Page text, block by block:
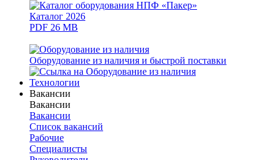
Каталог 2026
PDF 26 MB
Оборудование из наличия и быстрой поставки
Технологии
Вакансии
Вакансии
Вакансии
Список вакансий
Рабочие
Специалисты